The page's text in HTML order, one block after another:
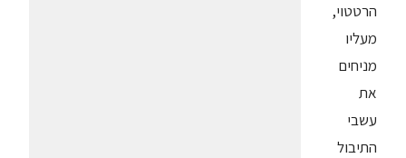
הרטטוי,
מעליו
מניחים
את
עשבי
התיבול